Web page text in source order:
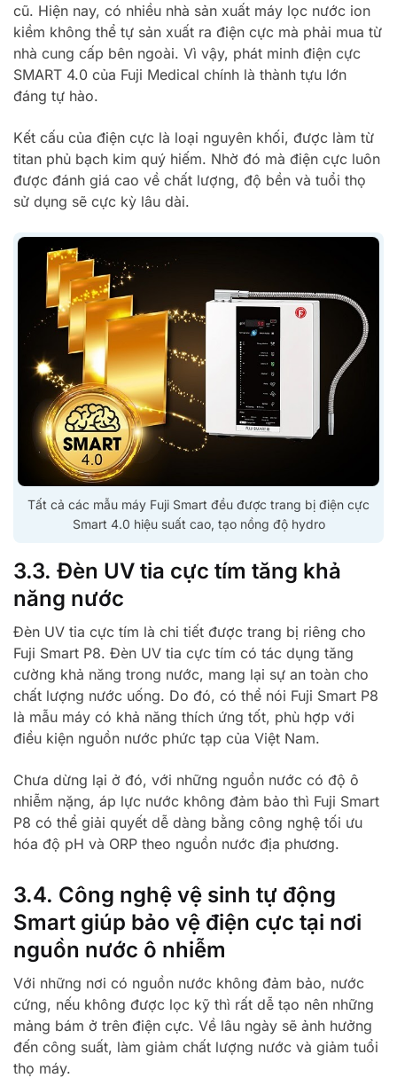
cũ. Hiện nay, có nhiều nhà sản xuất máy lọc nước ion
kiềm không thể tự sản xuất ra điện cực mà phải mua từ
nhà cung cấp bên ngoài. Vì vậy, phát minh điện cực
SMART 4.0 của Fuji Medical chính là thành tựu lớn
đáng tự hào.
Kết cấu của điện cực là loại nguyên khối, được làm từ
titan phủ bạch kim quý hiếm. Nhờ đó mà điện cực luôn
được đánh giá cao về chất lượng, độ bền và tuổi thọ
sử dụng sẽ cực kỳ lâu dài.
Tất cả các mẫu máy Fuji Smart đều được trang bị điện cực
Smart 4.0 hiệu suất cao, tạo nồng độ hydro
3.3. Đèn UV tia cực tím tăng khả
năng nước
Đèn UV tia cực tím là chi tiết được trang bị riêng cho
Fuji Smart P8. Đèn UV tia cực tím có tác dụng tăng
cường khả năng trong nước, mang lại sự an toàn cho
chất lượng nước uống. Do đó, có thể nói Fuji Smart P8
là mẫu máy có khả năng thích ứng tốt, phù hợp với
điều kiện nguồn nước phức tạp của Việt Nam.
Chưa dừng lại ở đó, với những nguồn nước có độ ô
nhiễm nặng, áp lực nước không đảm bảo thì Fuji Smart
P8 có thể giải quyết dễ dàng bằng công nghệ tối ưu
hóa độ pH và ORP theo nguồn nước địa phương.
3.4. Công nghệ vệ sinh tự động
Smart giúp bảo vệ điện cực tại nơi
nguồn nước ô nhiễm
Với những nơi có nguồn nước không đảm bảo, nước
cứng, nếu không được lọc kỹ thì rất dễ tạo nên những
mảng bám ở trên điện cực. Về lâu ngày sẽ ảnh hưởng
đến công suất, làm giảm chất lượng nước và giảm tuổi
thọ máy.